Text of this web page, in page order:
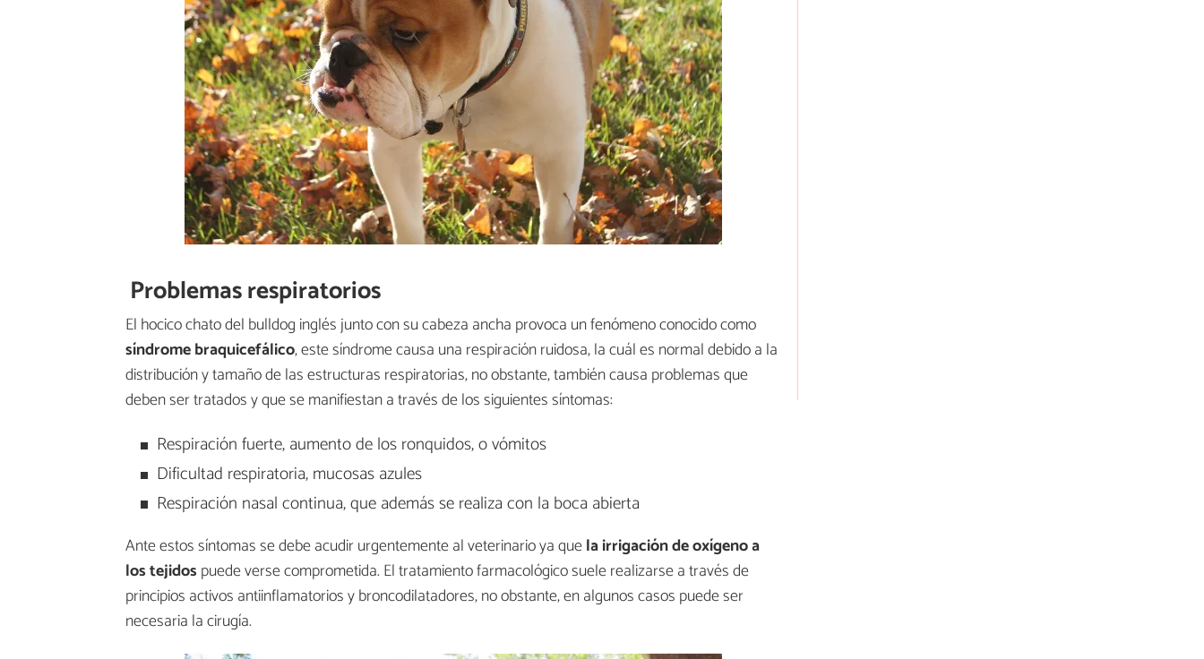
Problemas respiratorios
El hocico chato del bulldog inglés junto con su cabeza ancha provoca un fenómeno conocido como
síndrome braquicefálico, este síndrome causa una respiración ruidosa, la cuál es normal debido a la
distribución y tamaño de las estructuras respiratorias, no obstante, también causa problemas que
deben ser tratados y que se manifiestan a través de los siguientes síntomas:
Respiración fuerte, aumento de los ronquidos, o vómitos
Dificultad respiratoria, mucosas azules
Respiración nasal continua, que además se realiza con la boca abierta
Ante estos síntomas se debe acudir urgentemente al veterinario ya quela irrigación de oxígeno a
los tejidos puede verse comprometida. El tratamiento farmacológico suele realizarse a través de
principios activos antiinflamatorios y broncodilatadores, no obstante, en algunos casos puede ser
necesaria la cirugía.